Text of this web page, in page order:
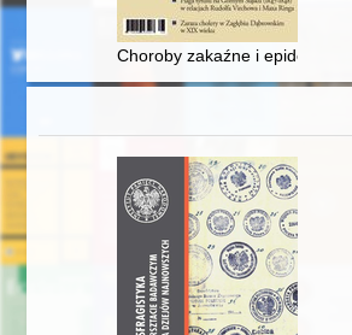
Choroby zakaźne i epidemie